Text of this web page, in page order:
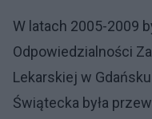
W latach 2005-2009
Odpowiedzialności
Lekarskiej w
Świątecka była